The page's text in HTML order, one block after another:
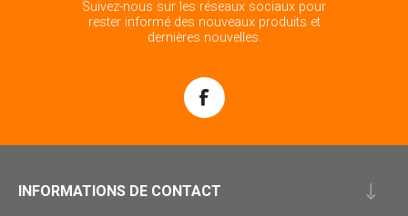
Suivez-nous sur les réseaux sociaux pour
rester informé des nouveaux produits et
dernières nouvelles.
INFORMATIONS DE CONTACT